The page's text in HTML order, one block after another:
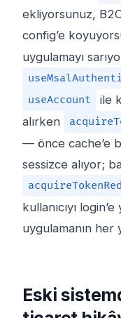
ekliyorsunuz,
config’e
uygulamayı
useAccount
ile
alırken
— önce cache’e
sessizce alıyor;
kullanıcıyı
uygulamanın her
Eski